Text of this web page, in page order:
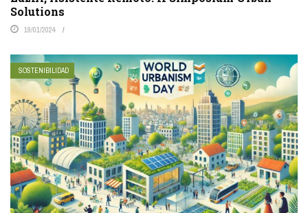
Solutions
19/01/2024
SOSTENIBILIDAD